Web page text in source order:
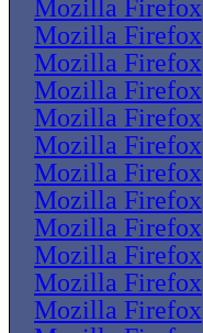
Mozilla Firefox
Mozilla Firefox
Mozilla Firefox
Mozilla Firefox
Mozilla Firefox
Mozilla Firefox
Mozilla Firefox
Mozilla Firefox
Mozilla Firefox
Mozilla Firefox
Mozilla Firefox
Mozilla Firefox